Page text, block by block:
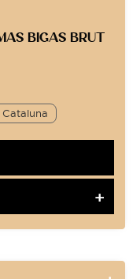
BIGAS BRUT
Cataluna